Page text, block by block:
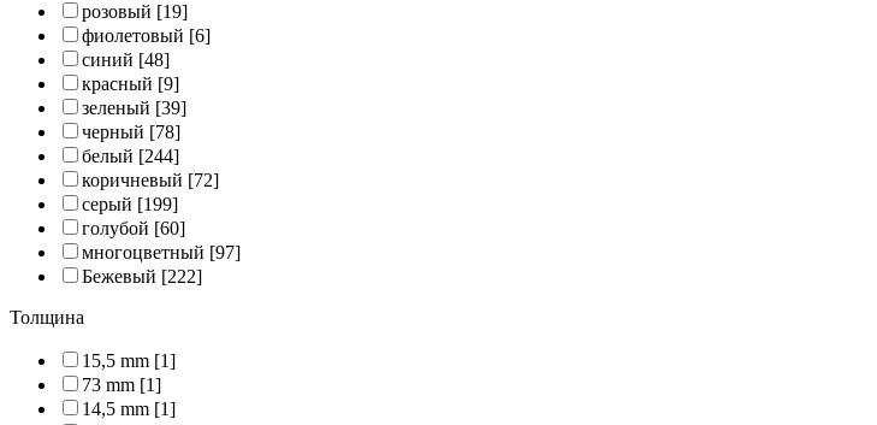
розовый [19]
фиолетовый [6]
синий [48]
красный [9]
зеленый [39]
черный [78]
белый [244]
коричневый [72]
серый [199]
голубой [60]
многоцветный [97]
Бежевый [222]
Толщина
15,5 mm [1]
73 mm [1]
14,5 mm [1]